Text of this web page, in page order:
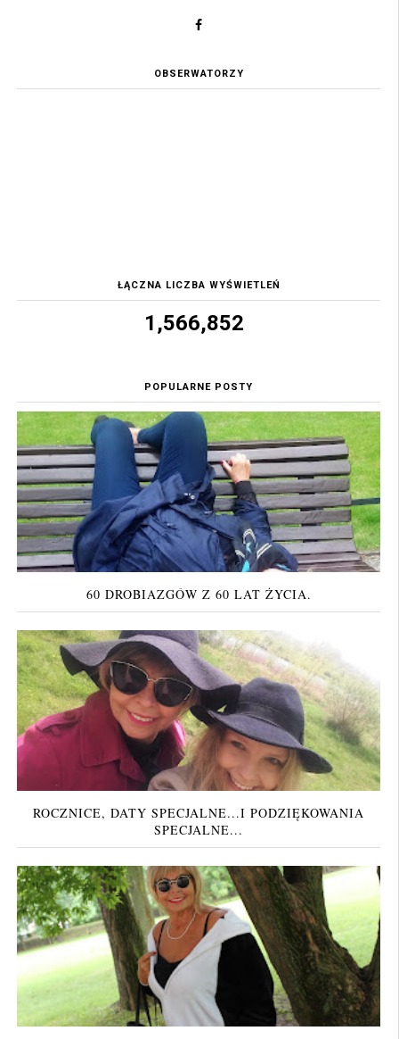
OBSERWATORZY
ŁĄCZNA LICZBA WYŚWIETLEŃ
1,566,852
POPULARNE POSTY
60 DROBIAZGÓW Z 60 LAT ŻYCIA.
ROCZNICE, DATY SPECJALNE...I PODZIĘKOWANIA
SPECJALNE...